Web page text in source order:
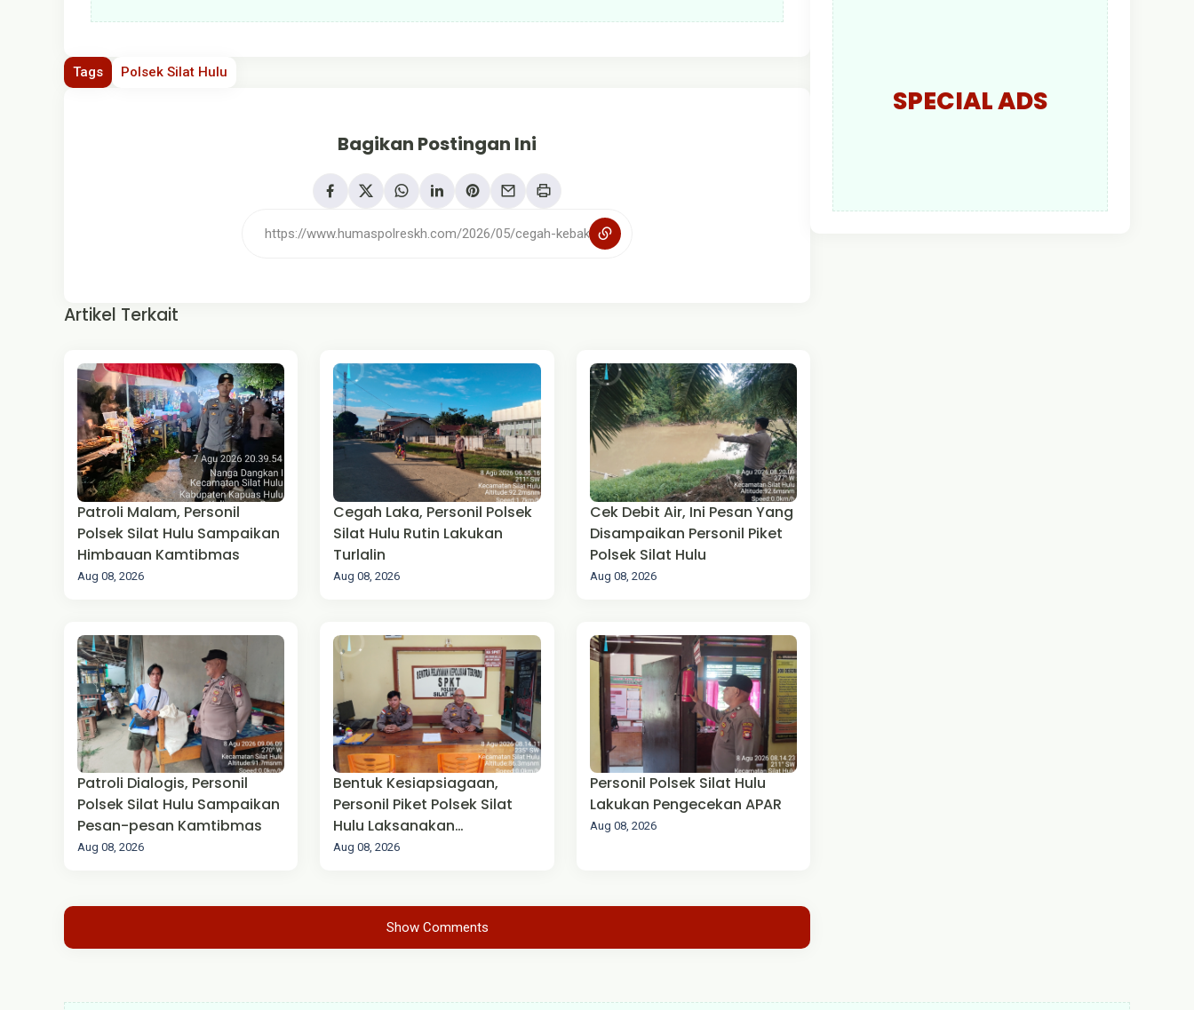
Tags Polsek Silat Hulu
Bagikan Postingan Ini
Artikel Terkait
Patroli Malam, Personil
Polsek Silat Hulu Sampaikan
Himbauan Kamtibmas
Aug 08, 2026
Cegah Laka, Personil Polsek
Silat Hulu Rutin Lakukan
Turlalin
Aug 08, 2026
Cek Debit Air, Ini Pesan Yang
Disampaikan Personil Piket
Polsek Silat Hulu
Aug 08, 2026
Patroli Dialogis, Personil
Polsek Silat Hulu Sampaikan
Pesan-pesan Kamtibmas
Aug 08, 2026
Bentuk Kesiapsiagaan,
Personil Piket Polsek Silat
Hulu Laksanakan
Pengamanan Mako
Aug 08, 2026
Personil Polsek Silat Hulu
Lakukan Pengecekan APAR
Aug 08, 2026
Show Comments
SPECIAL ADS